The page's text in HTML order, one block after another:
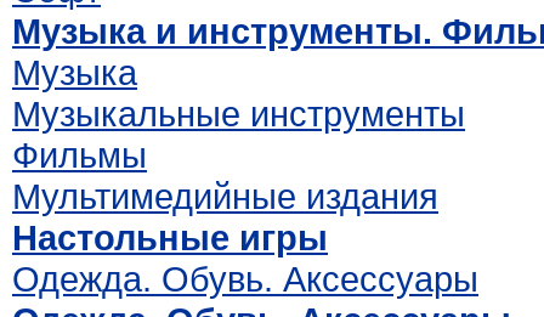
Музыка и инструменты.
Музыка
Музыкальные инструменты
Фильмы
Мультимедийные издания
Настольные игры
Одежда. Обувь. Аксессуары